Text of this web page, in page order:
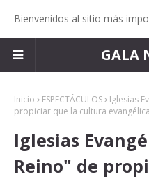
Bienvenidos al sitio más
GALA
Inicio ESPECTÁCULOS
Iglesias
propiciar que la cultura
Iglesias
Reino" de